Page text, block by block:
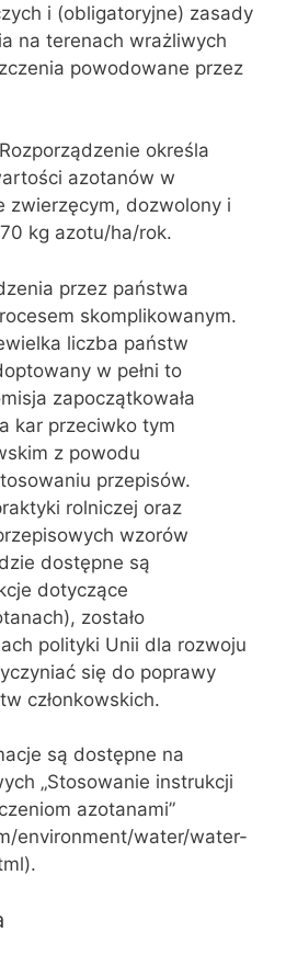
i (obligatoryjne) zasady
na terenach wrażliwych
powodowane przez
określa
azotanów w
zwierzęcym, dozwolony i
kg azotu/ha/rok.
przez państwa
skomplikowanym.
liczba państw
w pełni to
zapoczątkowała
kar przeciwko tym
z powodu
przepisów.
rolniczej oraz
wzorów
dostępne są
dotyczące
zostało
polityki Unii dla rozwoju
się do poprawy
członkowskich.
są dostępne na
„Stosowanie instrukcji
azotanami”
environment/water/water-